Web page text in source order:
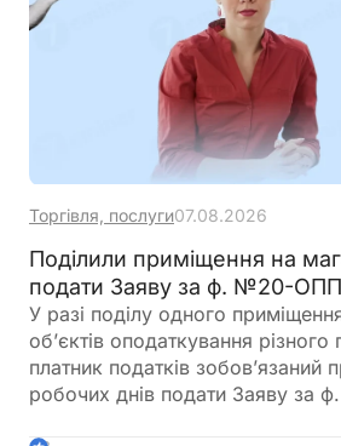
Торгівля, послуги07.08.2026
Поділили приміщення на
подати Заяву за ф. №20-ОПП
У разі поділу одного
об’єктів оподаткування різного
платник податків зобов’язаний
робочих днів подати Заяву